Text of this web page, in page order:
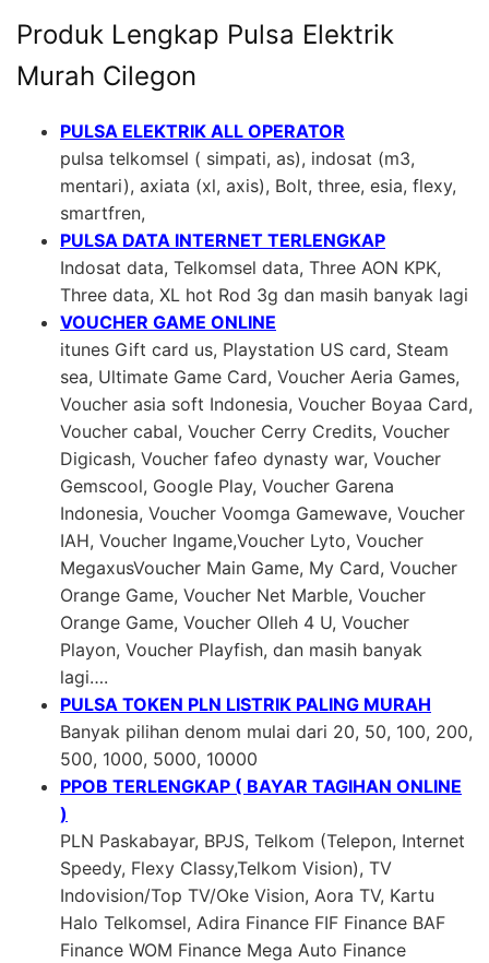
Produk Lengkap Pulsa Elektrik
Murah Cilegon
PULSA ELEKTRIK ALL OPERATOR
pulsa telkomsel ( simpati, as), indosat (m3,
mentari), axiata (xl, axis), Bolt, three, esia, flexy,
smartfren,
PULSA DATA INTERNET TERLENGKAP
Indosat data, Telkomsel data, Three AON KPK,
Three data, XL hot Rod 3g dan masih banyak lagi
VOUCHER GAME ONLINE
itunes Gift card us, Playstation US card, Steam
sea, Ultimate Game Card, Voucher Aeria Games,
Voucher asia soft Indonesia, Voucher Boyaa Card,
Voucher cabal, Voucher Cerry Credits, Voucher
Digicash, Voucher fafeo dynasty war, Voucher
Gemscool, Google Play, Voucher Garena
Indonesia, Voucher Voomga Gamewave, Voucher
IAH, Voucher Ingame,Voucher Lyto, Voucher
MegaxusVoucher Main Game, My Card, Voucher
Orange Game, Voucher Net Marble, Voucher
Orange Game, Voucher Olleh 4 U, Voucher
Playon, Voucher Playfish, dan masih banyak
lagi….
PULSA TOKEN PLN LISTRIK PALING MURAH
Banyak pilihan denom mulai dari 20, 50, 100, 200,
500, 1000, 5000, 10000
PPOB TERLENGKAP ( BAYAR TAGIHAN ONLINE
)
PLN Paskabayar, BPJS, Telkom (Telepon, Internet
Speedy, Flexy Classy,Telkom Vision), TV
Indovision/Top TV/Oke Vision, Aora TV, Kartu
Halo Telkomsel, Adira Finance FIF Finance BAF
Finance WOM Finance Mega Auto Finance